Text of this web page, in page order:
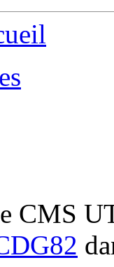
CMS